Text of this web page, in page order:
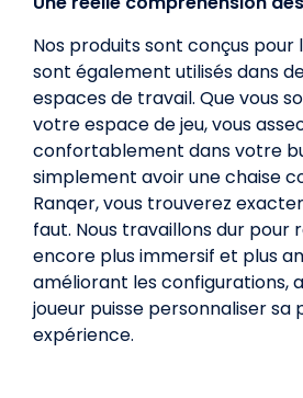
Nos produits sont conçus pour
sont également utilisés dans
espaces de travail. Que vous
votre espace de jeu, vous
confortablement dans votre
simplement avoir une chaise
Ranqer, vous trouverez
faut. Nous travaillons dur pour
encore plus immersif et plus
améliorant les configurations,
joueur puisse personnaliser sa
expérience.